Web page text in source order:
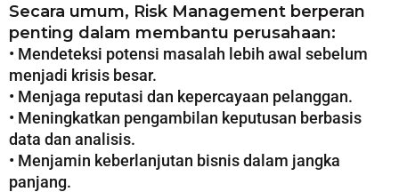
Secara umum, Risk Management berperan
penting dalam membantu perusahaan:
• Mendeteksi potensi masalah lebih awal sebelum
menjadi krisis besar.
• Menjaga reputasi dan kepercayaan pelanggan.
• Meningkatkan pengambilan keputusan berbasis
data dan analisis.
• Menjamin keberlanjutan bisnis dalam jangka
panjang.